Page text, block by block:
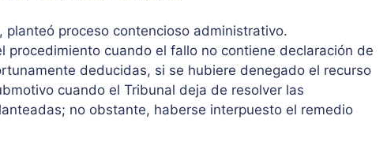
planteó proceso contencioso administrativo.
procedimiento cuando el fallo no contiene declaración de
deducidas, si se hubiere denegado el recurso
cuando el Tribunal deja de resolver las
no obstante, haberse interpuesto el remedio